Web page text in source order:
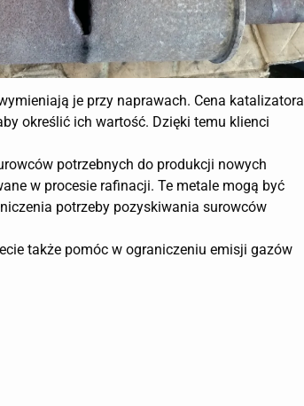
je przy naprawach. Cena katalizatora
określić ich wartość. Dzięki temu klienci
potrzebnych do produkcji nowych
w procesie rafinacji. Te metale mogą być
potrzeby pozyskiwania surowców
także pomóc w ograniczeniu emisji gazów